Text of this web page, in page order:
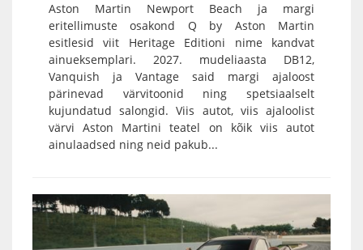
Aston Martin Newport Beach ja margi
eritellimuste osakond Q by Aston Martin
esitlesid viit Heritage Editioni nime kandvat
ainueksemplari. 2027. mudeliaasta DB12,
Vanquish ja Vantage said margi ajaloost
pärinevad värvitoonid ning spetsiaalselt
kujundatud salongid. Viis autot, viis ajaloolist
värvi Aston Martini teatel on kõik viis autot
ainulaadsed ning neid pakub...